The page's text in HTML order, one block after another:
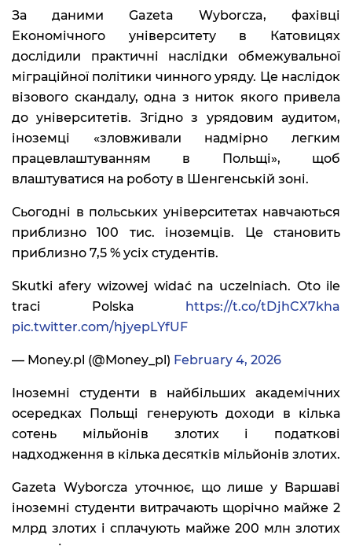
За даними Gazeta Wyborcza, фахівці
Економічного університету в Катовицях
дослідили практичні наслідки обмежувальної
міграційної політики чинного уряду. Це наслідок
візового скандалу, одна з ниток якого привела
до університетів. Згідно з урядовим аудитом,
іноземці «зловживали надмірно легким
працевлаштуванням в Польщі», щоб
влаштуватися на роботу в Шенгенській зоні.
Сьогодні в польських університетах навчаються
приблизно 100 тис. іноземців. Це становить
приблизно 7,5 % усіх студентів.
Skutki afery wizowej widać na uczelniach. Oto ile
traci Polska https://t.co/tDjhCX7kha
pic.twitter.com/hjyepLYfUF
— Money.pl (@Money_pl) February 4, 2026
Іноземні студенти в найбільших академічних
осередках Польщі генерують доходи в кілька
сотень мільйонів злотих і податкові
надходження в кілька десятків мільйонів злотих.
Gazeta Wyborcza уточнює, що лише у Варшаві
іноземні студенти витрачають щорічно майже 2
млрд злотих і сплачують майже 200 млн злотих